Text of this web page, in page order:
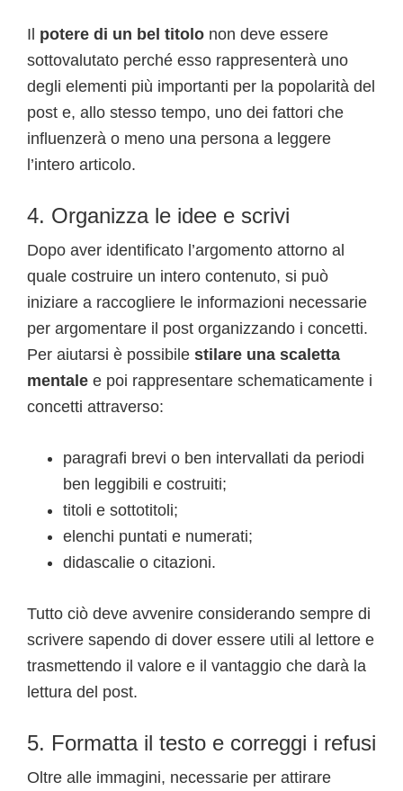
Il potere di un bel titolo non deve essere
sottovalutato perché esso rappresenterà uno
degli elementi più importanti per la popolarità del
post e, allo stesso tempo, uno dei fattori che
influenzerà o meno una persona a leggere
l’intero articolo.
4. Organizza le idee e scrivi
Dopo aver identificato l’argomento attorno al
quale costruire un intero contenuto, si può
iniziare a raccogliere le informazioni necessarie
per argomentare il post organizzando i concetti.
Per aiutarsi è possibile stilare una scaletta
mentale e poi rappresentare schematicamente i
concetti attraverso:
paragrafi brevi o ben intervallati da periodi
ben leggibili e costruiti;
titoli e sottotitoli;
elenchi puntati e numerati;
didascalie o citazioni.
Tutto ciò deve avvenire considerando sempre di
scrivere sapendo di dover essere utili al lettore e
trasmettendo il valore e il vantaggio che darà la
lettura del post.
5. Formatta il testo e correggi i refusi
Oltre alle immagini, necessarie per attirare